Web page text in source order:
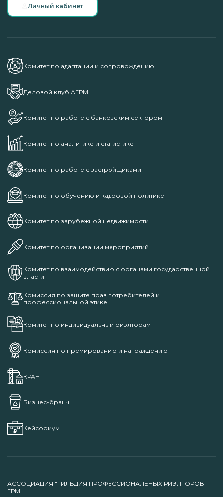
Личный кабинет
Комитет по адаптации и сопровождению
Деловой клуб АГРМ
Комитет по работе с банковским сектором
Комитет по аналитике и статистике
Комитет по работе с застройщиками
Комитет по обучению и кадровой политике
Комитет по зарубежной недвижимости
Комитет по организации мероприятий
Комитет по взаимодействию с органами государственной
власти
Комиссия по защите прав потребителей и
профессиональной этике
Комитет по индивидуальным риэлторам
Комиссия по премированию и награждению
КРАН
Бизнес-бранч
Кейсориум
АССОЦИАЦИЯ "ГИЛЬДИЯ ПРОФЕССИОНАЛЬНЫХ РИЭЛТОРОВ -
ГРМ"